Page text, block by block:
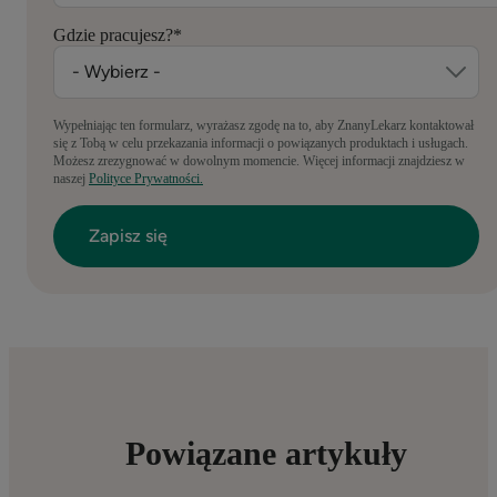
Gdzie pracujesz?*
Wypełniając ten formularz, wyrażasz zgodę na to, aby ZnanyLekarz kontaktował
się z Tobą w celu przekazania informacji o powiązanych produktach i usługach.
Możesz zrezygnować w dowolnym momencie. Więcej informacji znajdziesz w
naszej Polityce Prywatności.
Powiązane artykuły